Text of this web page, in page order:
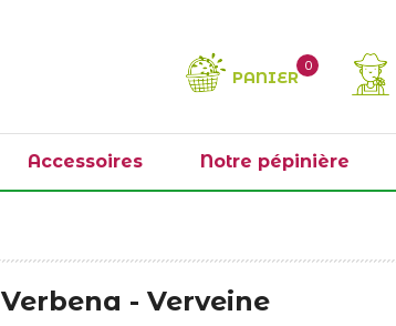
PANIER
0
Accessoires Notre pépinière
Verbena - Verveine